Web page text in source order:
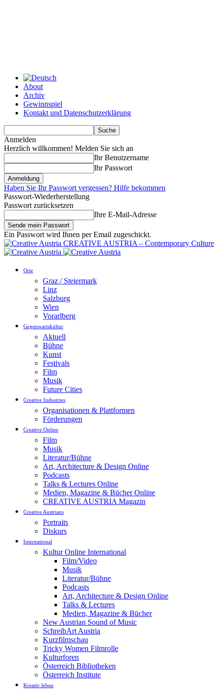
About
Archiv
Gewinnspiel
Kontakt und Datenschutzerklärung
Anmelden
Herzlich willkommen! Melden Sie sich an
Ihr Benutzername
Ihr Passwort
Haben Sie Ihr Passwort vergessen? Hilfe bekommen
Passwort-Wiederherstellung
Passwort zurücksetzen
Ihre E-Mail-Adresse
Ein Passwort wird Ihnen per Email zugeschickt.
CREATIVE AUSTRIA – Contemporary Culture
Orte
Graz / Steiermark
Linz
Salzburg
Wien
Vorarlberg
Gegenwartskultur
Aktuell
Bühne
Kunst
Festivals
Film
Musik
Future Cities
Creative Industries
Organisationen & Plattformen
Förderungen
Creative Online
Film
Musik
Literatur/Bühne
Art, Architecture & Design Online
Podcasts
Talks & Lectures Online
Medien, Magazine & Bücher Online
CREATIVE AUSTRIA Magazin
Creative Austrians
Portraits
Diskurs
International
Kultur Online International
Film/Video
Musik
Literatur/Bühne
Podcasts
Art, Architecture & Design Online
Talks & Lectures
Medien, Magazine & Bücher
New Austrian Sound of Music
SchreibArt Austria
Kurzfilmschau
Tricky Women Filmrolle
Kulturforen
Österreich Bibliotheken
Österreich Institute
Kreativ leben